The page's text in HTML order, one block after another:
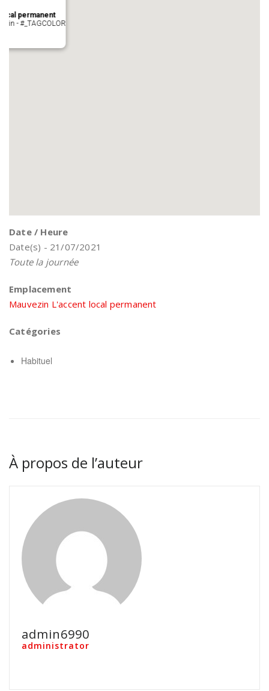
permanent
- #_TAGCOLOR
Date / Heure
Date(s) - 21/07/2021
Toute la journée
Emplacement
Mauvezin L'accent local permanent
Catégories
Habituel
À propos de l’auteur
admin6990
administrator